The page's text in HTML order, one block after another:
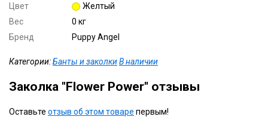
Цвет
Желтый
Вес
0 кг
Бренд
Puppy Angel
Категории:Банты и заколкиВ наличии
Заколка "Flower Power" отзывы
Оставьте отзыв об этом товаре первым!